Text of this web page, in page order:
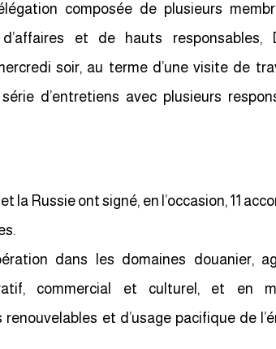
composée de plusieurs
d’affaires et de hauts responsables,
soir, au terme d’une visite de
d’entretiens avec plusieurs
la Russie ont signé, en l’occasion, 11
dans les domaines douanier,
commercial et culturel, et en
et d’usage pacifique de